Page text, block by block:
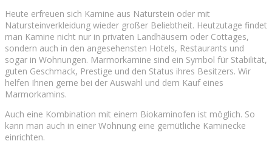
Heute erfreuen sich Kamine aus Naturstein oder mit
Natursteinverkleidung wieder großer Beliebtheit. Heutzutage findet
man Kamine nicht nur in privaten Landhäusern oder Cottages,
sondern auch in den angesehensten Hotels, Restaurants und
sogar in Wohnungen. Marmorkamine sind ein Symbol für Stabilität,
guten Geschmack, Prestige und den Status ihres Besitzers. Wir
helfen Ihnen gerne bei der Auswahl und dem Kauf eines
Marmorkamins.
Auch eine Kombination mit einem Biokaminofen ist möglich. So
kann man auch in einer Wohnung eine gemütliche Kaminecke
einrichten.